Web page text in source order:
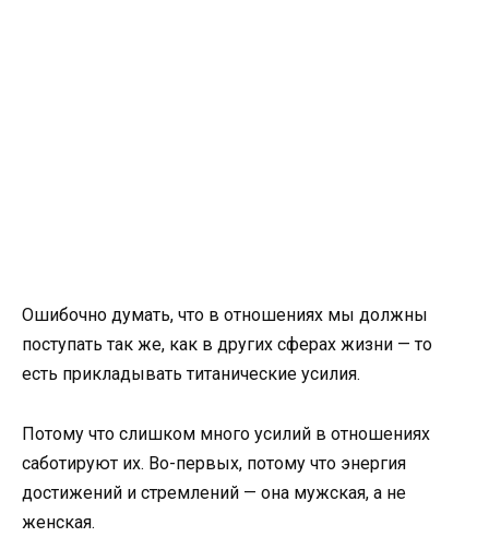
Ошибочно думать, что в отношениях мы должны
поступать так же, как в других сферах жизни — то
есть прикладывать титанические усилия.
Потому что слишком много усилий в отношениях
саботируют их. Во-первых, потому что энергия
достижений и стремлений — она мужская, а не
женская.